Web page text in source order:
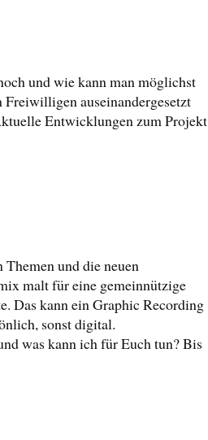
und wie kann man möglichst
auseinandergesetzt
Entwicklungen zum Projekt
und die neuen
malt für eine gemeinnützige
Das kann ein Graphic Recording
sonst digital.
was kann ich für Euch tun? Bis